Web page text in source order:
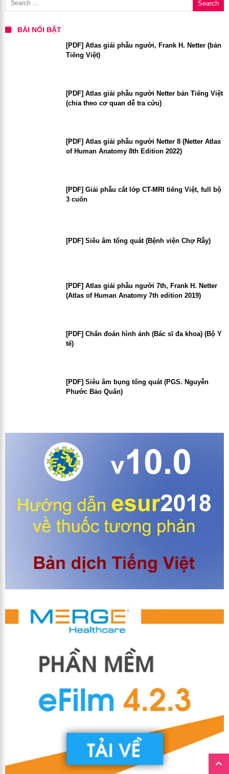
BÀI NỔI BẬT
[PDF] Atlas giải phẫu người, Frank H. Netter (bản
Tiếng Việt)
[PDF] Atlas giải phẫu người Netter bản Tiếng Việt
(chia theo cơ quan dễ tra cứu)
[PDF] Atlas giải phẫu người Netter 8 (Netter Atlas
of Human Anatomy 8th Edition 2022)
[PDF] Giải phẫu cắt lớp CT-MRI tiếng Việt, full bộ
3 cuốn
[PDF] Siêu âm tổng quát (Bệnh viện Chợ Rẫy)
[PDF] Atlas giải phẫu người 7th, Frank H. Netter
(Atlas of Human Anatomy 7th edition 2019)
[PDF] Chẩn đoán hình ảnh (Bác sĩ đa khoa) (Bộ Y
tế)
[PDF] Siêu âm bụng tổng quát (PGS. Nguyễn
Phước Bảo Quân)